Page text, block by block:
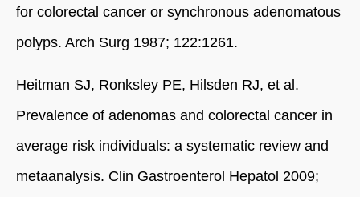
for colorectal cancer or synchronous adenomatous
polyps. Arch Surg 1987; 122:1261.
Heitman SJ, Ronksley PE, Hilsden RJ, et al.
Prevalence of adenomas and colorectal cancer in
average risk individuals: a systematic review and
metaanalysis. Clin Gastroenterol Hepatol 2009;